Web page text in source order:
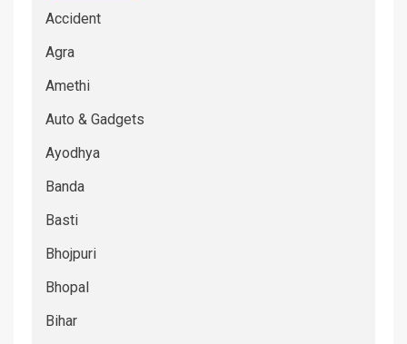
Accident
Agra
Amethi
Auto & Gadgets
Ayodhya
Banda
Basti
Bhojpuri
Bhopal
Bihar